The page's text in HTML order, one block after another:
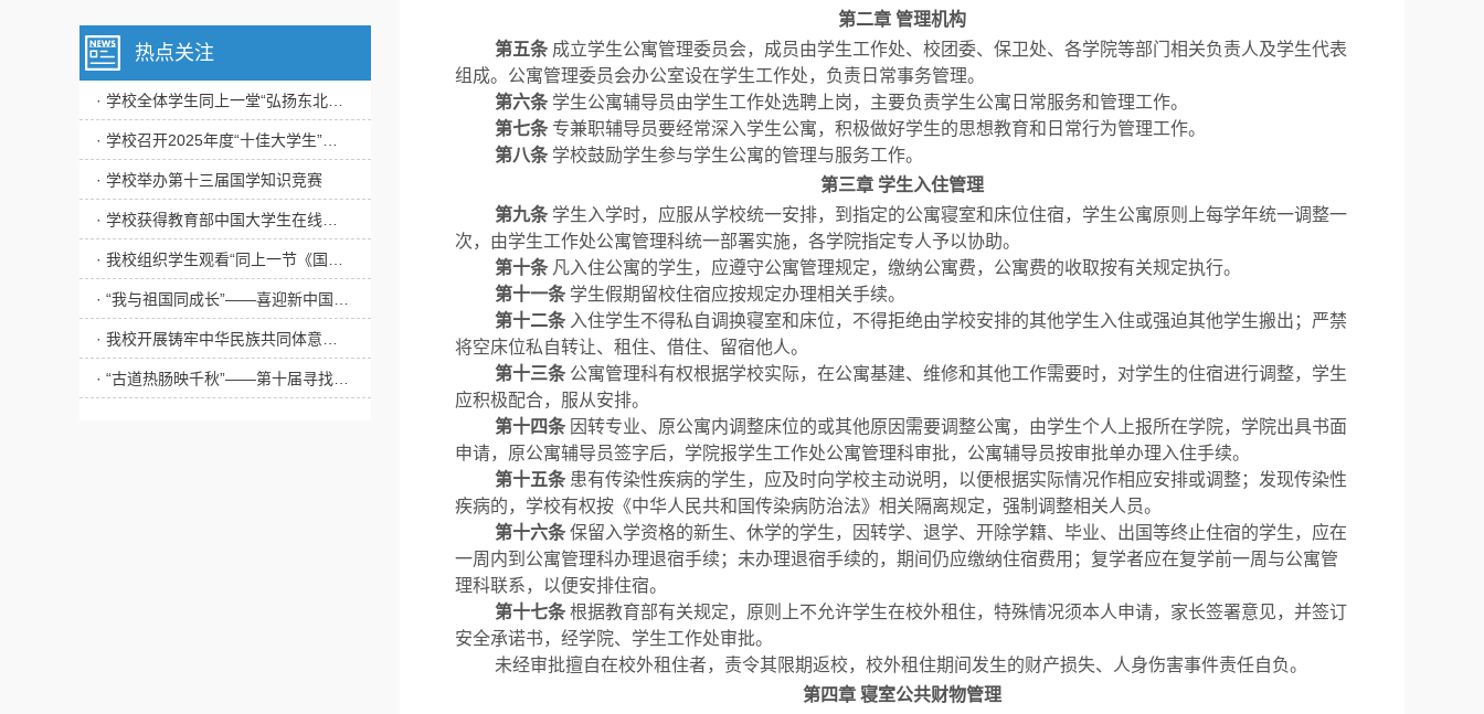
热点关注
· 学校举办第十三届国学知识竞赛
第二章 管理机构
第五条 成立学生公寓管理委员会，成员由学生工作处、校团委、保卫处、各学院等部门 相关负责人及学生代表
组成。 公寓管理委员会办公室设在学生工作处，负责日常事务管理。
第六条 学生公寓辅导员由学生工作处选聘上岗，主要负责学生公寓 日常服务和管理工作。
第七条 专兼职辅导员要经常深入学生公寓，积极做好学生的思想教育和日常行为管理工作。
第八条 学校鼓励学生参与学生公寓的管理与服务工作。
第三章 学生入住管理
第九条 学生入学时，应服从学校统一安排，到指定的公寓寝室和床位住宿，学生公寓原则上每学年统一调整一
次，由学生工作处公寓管理科统一部署实施，各学院指定专人予以协助。
第十条 凡入住公寓的学生，应遵守公寓管理规定，缴纳公寓费，公寓费的收取按有关规定执行。
第十一条 学生假期留校住宿应按规定办理相关手续。
第十二条 入住学生不得私自调换寝室和床位，不得拒绝由学校安排的其他学生入住或强迫其他学生搬出；严禁
将空床位私自转让、租住、借住、留宿他人。
第十三条 公寓管理科有权根据学校实际，在公寓基建、维修和其他工作需要时，对学生的住宿进行调整，学生
应积极配合，服从安排。
第十四条 因转专业、原公寓内调整床位的或其他原因需要调整公寓，由学生个人上报所在学院，学院出具书面
申请，原公寓辅导员签字后，学院报学生工作处公寓管理科审批，公寓辅导员按审批单办理入住手续。
第十五条 患有传染性疾病的学生，应及时向学校主动说明，以便根据实际情况作相应安排或调整；发现传染性
疾病的，学校有权按《中华人民共和国传染病防治法》相关隔离规定，强制调整相关人员。
第十六条 保留入学资格的新生、休学的学生，因转学、退学、开除学籍、毕业、出国等终止住宿的学生，应在
一周内到公寓管理科办理退宿手续；未办理退宿手续的，期间仍应缴纳住宿费用；复学者应在复学前一周与公寓管
理科联系，以便安排住宿。
第十七条 根据教育部有关规定，原则上不允许学生在校外租住，特殊情况须本人申请，家长签署意见，并签订
安全承诺书，经学院、学生工作处审批。
未经审批擅自在校外租住者，责令其限期返校，校外租住期间发生的财产损失、人身伤害事件责任自负。
第四章 寝室公共财物管理